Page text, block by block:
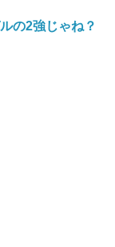
の2強じゃね？